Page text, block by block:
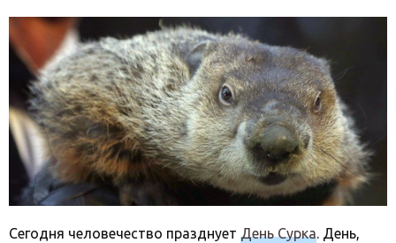
Сегодня человечество празднует День Сурка. День,